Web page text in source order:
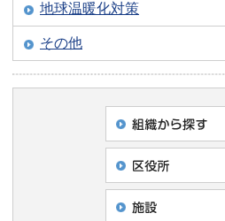
地球温暖化対策
その他